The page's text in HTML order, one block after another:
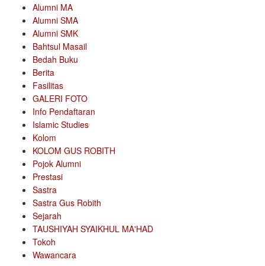
Alumni MA
Alumni SMA
Alumni SMK
Bahtsul Masail
Bedah Buku
Berita
Fasilitas
GALERI FOTO
Info Pendaftaran
Islamic Studies
Kolom
KOLOM GUS ROBITH
Pojok Alumni
Prestasi
Sastra
Sastra Gus Robith
Sejarah
TAUSHIYAH SYAIKHUL MA'HAD
Tokoh
Wawancara